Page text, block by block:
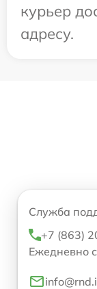
курьер
адресу.
Служба
+7 (863)
Ежедневно